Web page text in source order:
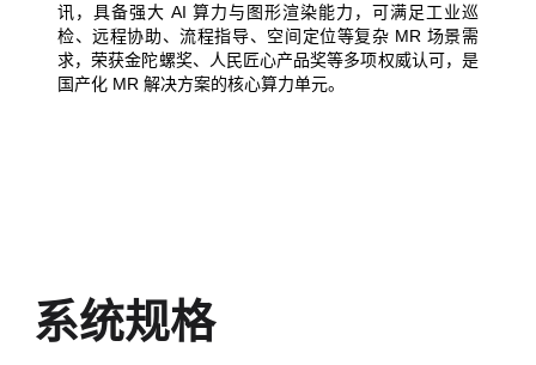
讯，具备强大 AI 算力与图形渲染能力，可满足工业巡
检、远程协助、流程指导、空间定位等复杂 MR 场景需
求，荣获金陀螺奖、人民匠心产品奖等多项权威认可，是
国产化 MR 解决方案的核心算力单元。
系统规格